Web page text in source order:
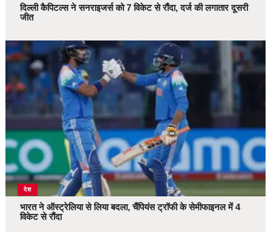
दिल्ली कैपिटल्स ने सनराइजर्स को 7 विकेट से रौंदा, दर्ज की लगातार दूसरी
जीत
देश
भारत ने ऑस्ट्रेलिया से लिया बदला, चैंपियंस ट्रॉफी के सेमीफाइनल में 4
विकेट से रौंदा